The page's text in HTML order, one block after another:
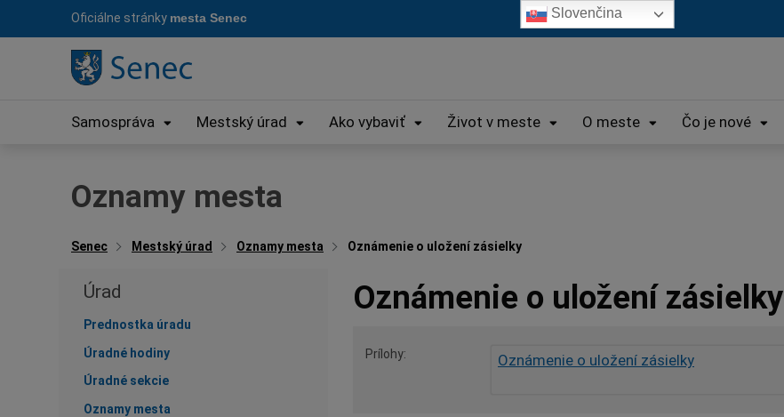
Oficiálne stránky mesta Senec
Samospráva Mestský úrad Ako vybaviť Život v meste O meste Čo je nové
Oznamy mesta
Senec Mestský úrad Oznamy mesta Oznámenie o uložení zásielky
Úrad
Prednostka úradu
Úradné hodiny
Úradné sekcie
Oznamy mesta
Oznámenie o uložení zásielky
Prílohy Oznámenie o uložení zásielky
Slovenčina